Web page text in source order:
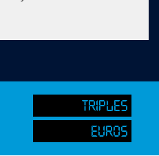
TRIPLES
EUROS